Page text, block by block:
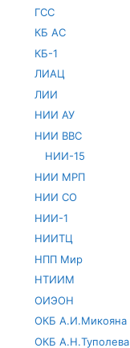
ГСС
КБ АС
КБ-1
ЛИАЦ
ЛИИ
НИИ АУ
НИИ ВВС
НИИ-15
НИИ МРП
НИИ СО
НИИ-1
НИИТЦ
НПП Мир
НТИИМ
ОИЭОН
ОКБ А.И.Микояна
ОКБ А.Н.Туполева